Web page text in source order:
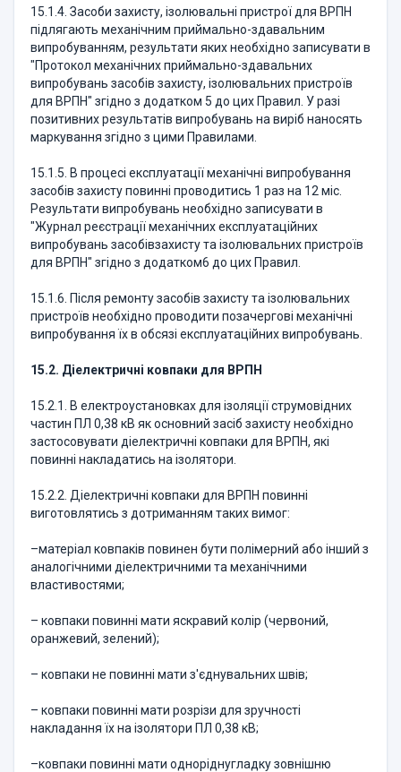
15.1.4. Засоби захисту, ізолювальні пристрої для ВРПН
підлягають механічним приймально-здавальним
випробуванням, результати яких необхідно записувати в
"Протокол механічних приймально-здавальних
випробувань засобів захисту, ізолювальних пристроїв
для ВРПН" згідно з додатком 5 до цих Правил. У разі
позитивних результатів випробувань на виріб наносять
маркування згідно з цими Правилами.
15.1.5. В процесі експлуатації механічні випробування
засобів захисту повинні проводитись 1 раз на 12 міс.
Результати випробувань необхідно записувати в
"Журнал реєстрації механічних експлуатаційних
випробувань засобівзахисту та ізолювальних пристроїв
для ВРПН" згідно з додатком6 до цих Правил.
15.1.6. Після ремонту засобів захисту та ізолювальних
пристроїв необхідно проводити позачергові механічні
випробування їх в обсязі експлуатаційних випробувань.
15.2. Діелектричні ковпаки для ВРПН
15.2.1. В електроустановках для ізоляції струмовідних
частин ПЛ 0,38 кВ як основний засіб захисту необхідно
застосовувати діелектричні ковпаки для ВРПН, які
повинні накладатись на ізолятори.
15.2.2. Діелектричні ковпаки для ВРПН повинні
виготовлятись з дотриманням таких вимог:
–матеріал ковпаків повинен бути полімерний або інший з
аналогічними діелектричними та механічними
властивостями;
– ковпаки повинні мати яскравий колір (червоний,
оранжевий, зелений);
– ковпаки не повинні мати з'єднувальних швів;
– ковпаки повинні мати розрізи для зручності
накладання їх на ізолятори ПЛ 0,38 кВ;
–ковпаки повинні мати одноріднугладку зовнішню